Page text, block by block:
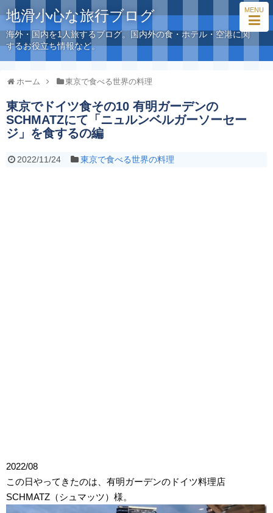
MENU
地滑小心な旅行ブログ
海外・国内を1人旅するブログ。国内外の食・ホテル・空港に関
するお役立ち情報など。
ホーム 東京で食べる世界の料理
東京でドイツ食その10 有明ガーデンの
SCHMATZにて「ニュルンベルガーソーセー
ジ」を食するの編
2022/11/24 東京で食べる世界の料理
2022/08
この日やってきたのは、有明ガーデンのドイツ料理店
SCHMATZ（シュマッツ）様。